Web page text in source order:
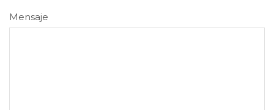
Mensaje